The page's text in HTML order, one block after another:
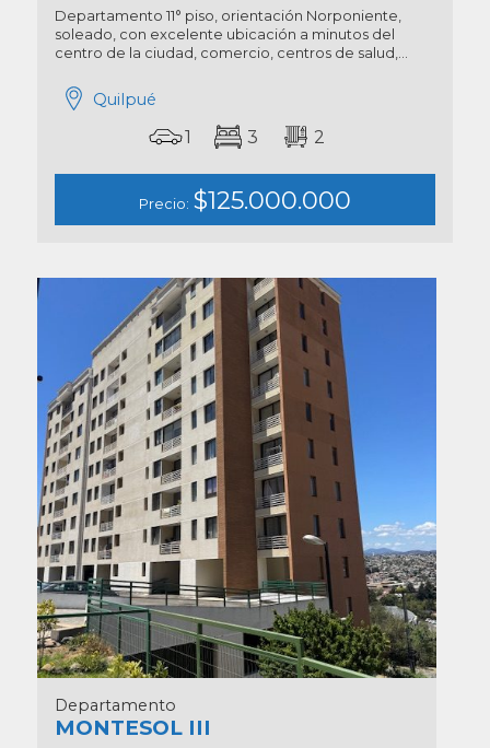
Departamento 11° piso, orientación Norponiente,
soleado, con excelente ubicación a minutos del
centro de la ciudad, comercio, centros de salud,...
Quilpué
1 3 2
Precio: $125.000.000
Departamento
MONTESOL III